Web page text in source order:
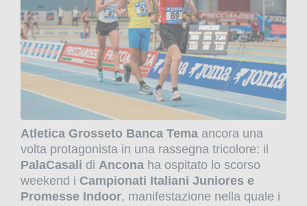
Atletica Grosseto Banca Tema ancora una
volta protagonista in una rassegna tricolore: il
PalaCasali di Ancona ha ospitato lo scorso
weekend i Campionati Italiani Juniores e
Promesse Indoor, manifestazione nella quale i